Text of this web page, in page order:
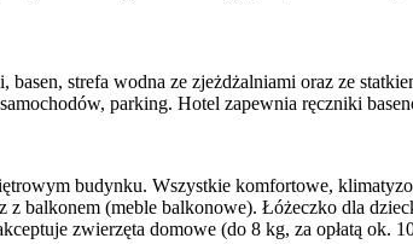
strefa wodna ze zjeżdżalniami oraz ze
parking. Hotel zapewnia ręczniki
budynku. Wszystkie komfortowe,
balkonem (meble balkonowe). Łóżeczko dla
zwierzęta domowe (do 8 kg, za opłatą ok.